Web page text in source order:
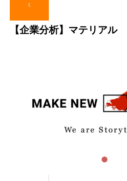
ミ
【企業分析】マテリアル